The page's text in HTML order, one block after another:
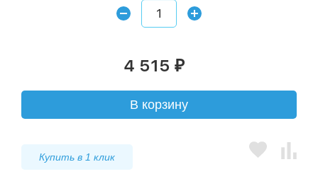
4 515 ₽
В корзину
Купить в 1 клик